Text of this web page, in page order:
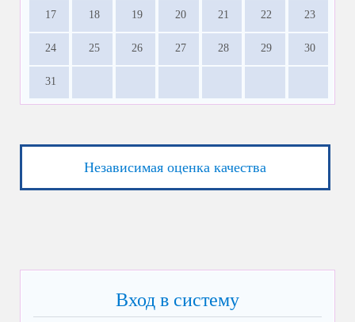
17 18 19 20 21 22 23
24 25 26 27 28 29 30
31
Независимая оценка качества
Вход в систему